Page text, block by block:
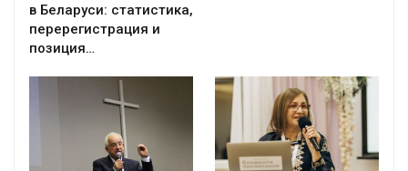
в Беларуси: статистика,
перерегистрация и
позиция…